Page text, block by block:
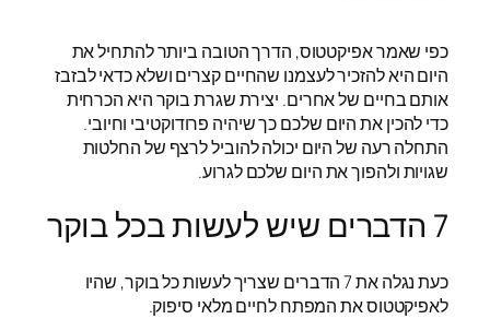
כפי שאמר אפיקטטוס, הדרך הטובה ביותר להתחיל את
היום היא להזכיר לעצמנו שהחיים קצרים ושלא כדאי לבזבז
אותם בחיים של אחרים. יצירת שגרת בוקר היא הכרחית
כדי להכין את היום שלכם כך שיהיה פרודוקטיבי וחיובי.
התחלה רעה של היום יכולה להוביל לרצף של החלטות
שגויות ולהפוך את היום שלכם לגרוע.
7 הדברים שיש לעשות בכל בוקר
כעת נגלה את 7 הדברים שצריך לעשות כל בוקר, שהיו
לאפיקטטוס את המפתח לחיים מלאי סיפוק.